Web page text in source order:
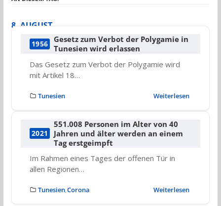
8. AUGUST
1956
Gesetz zum Verbot der Polygamie in
Tunesien wird erlassen
Das Gesetz zum Verbot der Polygamie wird
mit Artikel 18…
Tunesien Weiterlesen
2021
551.008 Personen im Alter von 40
Jahren und älter werden an einem
Tag erstgeimpft
Im Rahmen eines Tages der offenen Tür in
allen Regionen…
Tunesien, Corona Weiterlesen